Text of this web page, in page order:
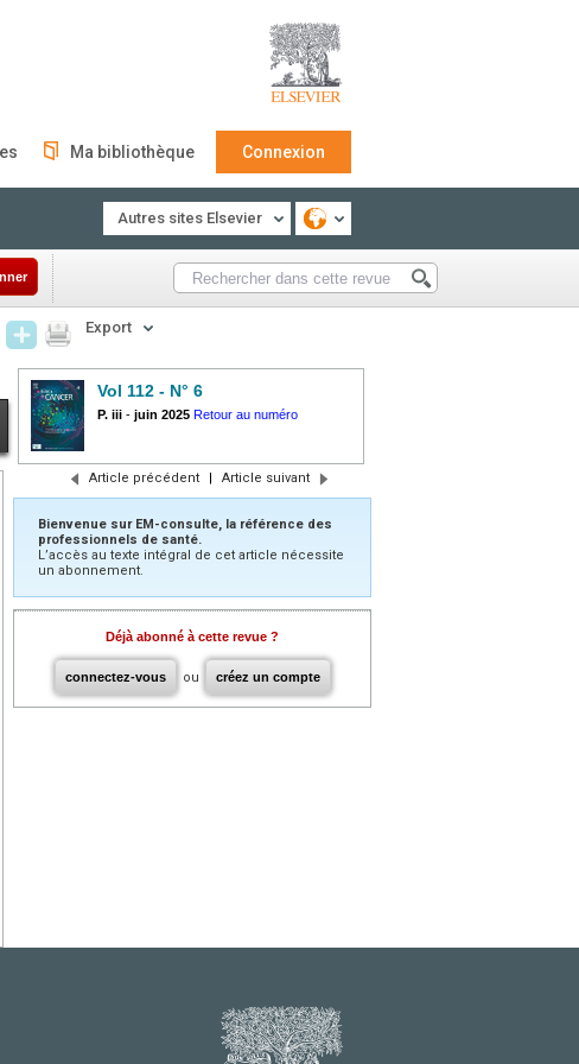
Ma bibliothèque Connexion
Autres sites Elsevier
Export
Vol 112 - N° 6
P. iii - juin 2025 Retour au numéro
Article précédent | Article suivant
Bienvenue sur EM-consulte, la référence des
professionnels de santé.
L’accès au texte intégral de cet article nécessite
un abonnement.
Déjà abonné à cette revue ?
connectez-vous ou créez un compte